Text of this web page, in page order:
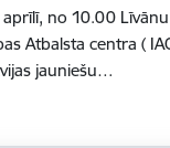
no 10.00
Atbalsta centra (
jauniešu…